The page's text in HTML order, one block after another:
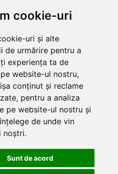
cookie-uri
uri și alte
de urmărire pentru a
experiența ta de
website-ul nostru,
conținut și reclame
pentru a analiza
pe website-ul nostru și
de unde vin
noștri.
Sunt de acord
rezultatele
de la prima